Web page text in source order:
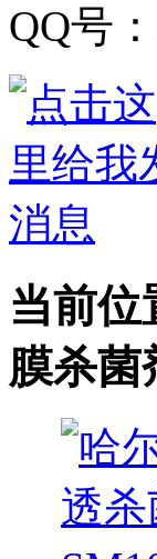
QQ号：
当前位
膜杀菌